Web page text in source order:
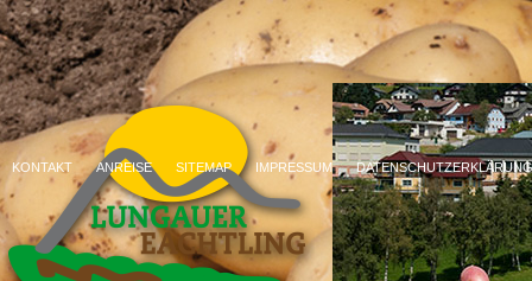
KONTAKT ANREISE SITEMAP IMPRESSUM DATENSCHUTZERKLÄRUNG